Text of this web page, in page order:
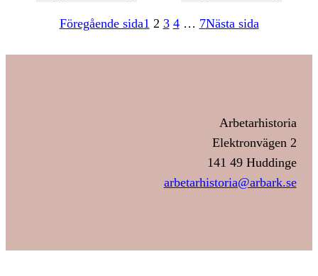
Föregående sida1 2 3 4 … 7Nästa sida
Arbetarhistoria
Elektronvägen 2
141 49 Huddinge
arbetarhistoria@arbark.se